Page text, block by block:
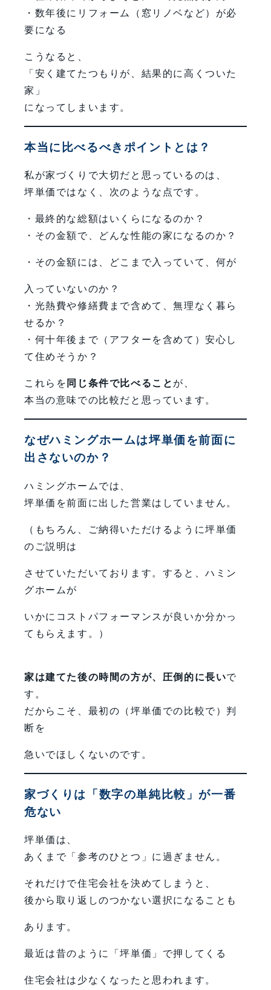
・数年後にリフォーム（窓リノベなど）が必
要になる
こうなると、
「安く建てたつもりが、結果的に高くついた
家」
になってしまいます。
本当に比べるべきポイントとは？
私が家づくりで大切だと思っているのは、
坪単価ではなく、次のような点です。
・最終的な総額はいくらになるのか？
・その金額で、どんな性能の家になるのか？
・その金額には、どこまで入っていて、何が
入っていないのか？
・光熱費や修繕費まで含めて、無理なく暮ら
せるか？
・何十年後まで（アフターを含めて）安心し
て住めそうか？
これらを 同じ条件で比べること が、
本当の意味での比較だと思っています。
なぜハミングホームは坪単価を前面に
出さないのか？
ハミングホームでは、
坪単価を前面に出した営業はしていません。
（もちろん、ご納得いただけるように坪単価
のご説明は
させていただいております。すると、ハミン
グホームが
いかにコストパフォーマンスが良いか分かっ
てもらえます。）
家は建てた後の時間の方が、圧倒的に長いで
す。
だからこそ、最初の（坪単価での比較で）判
断を
急いでほしくないのです。
家づくりは「数字の単純比較」が一番
危ない
坪単価は、
あくまで「参考のひとつ」に過ぎません。
それだけで住宅会社を決めてしまうと、
後から取り返しのつかない選択になることも
あります。
最近は昔のように「坪単価」で押してくる
住宅会社は少なくなったと思われます。